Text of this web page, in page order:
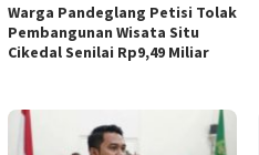
Warga Pandeglang Petisi Tolak
Pembangunan Wisata Situ
Cikedal Senilai Rp9,49 Miliar